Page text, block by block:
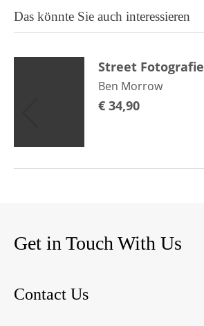
Das könnte Sie auch interessieren
Street Fotografie
Ben Morrow
€ 34,90
Get in Touch With Us
Contact Us